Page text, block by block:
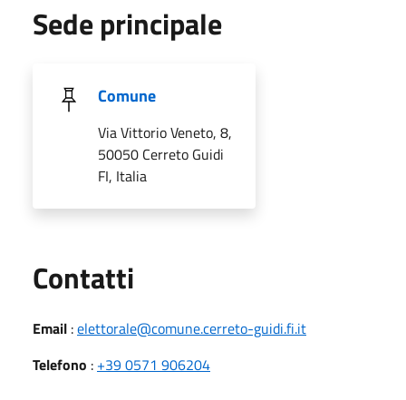
Sede principale
Comune
Via Vittorio Veneto, 8,
50050 Cerreto Guidi
FI, Italia
Contatti
Email :elettorale@comune.cerreto-guidi.fi.it
Telefono : +39 0571 906204